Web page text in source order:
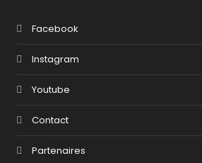
Facebook
Instagram
Youtube
Contact
Partenaires